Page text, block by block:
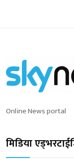
Online News portal
मिडिया